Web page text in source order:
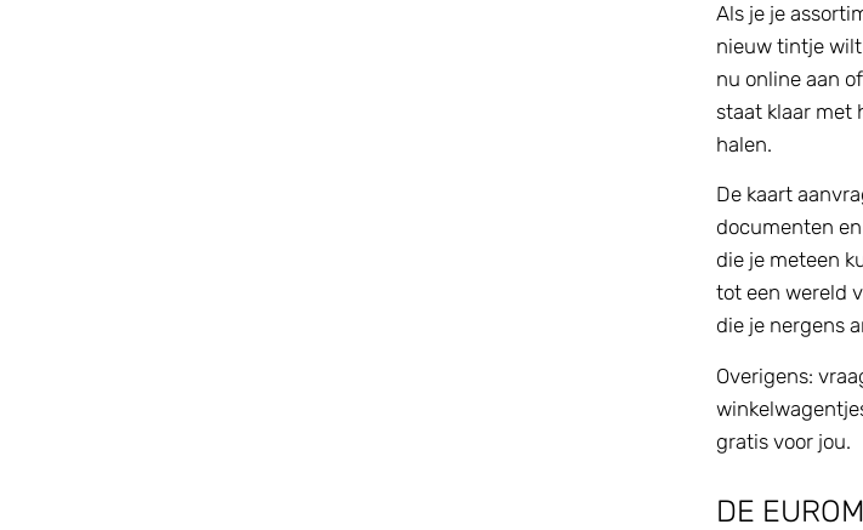
Als je je
nieuw tintje
nu online aan
staat klaar met
halen.
De kaart
documenten
die je meteen
tot een wereld
die je nergens
Overigens:
gratis voor jou.
DE